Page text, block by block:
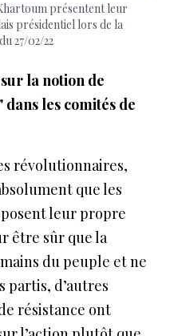
présentent leur
présidentiel lors de la
27/02/22
la notion de
les comités de
révolutionnaires,
que les
leur propre
être sûr que la
du peuple et ne
partis, d’autres
résistance ont